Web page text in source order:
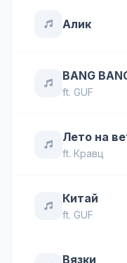
Алик
BANG
ft. GUF
Лето на
ft. Кравц
Китай
ft. GUF
Вязки